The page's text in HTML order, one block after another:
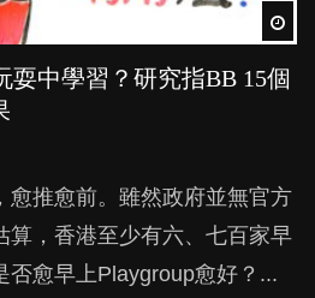
耍中學習？研究指BB 15個
愈推愈前。雖然政府並無官方
算，香港至少有六、七百家早
否愈早上Playgroup愈好？...
激幼兒自發學習取代獎勵
of the mind 課程，學生以遊
和自制能力亦明顯比其他小朋
何特別之處？...
的影響
的甚至會有自殺，或傷害小
爸患上產後抑鬱往往難以察
全職媽媽與在職媽媽的壓
一刻掙扎過：究竟全職好，還
庭都有自己的獨特狀況和考慮
媽媽所養育的子女其實都各
，父母該制止還是放手？
很難戒，但原來一刀切阻止
會影響孩子的身心發展？...